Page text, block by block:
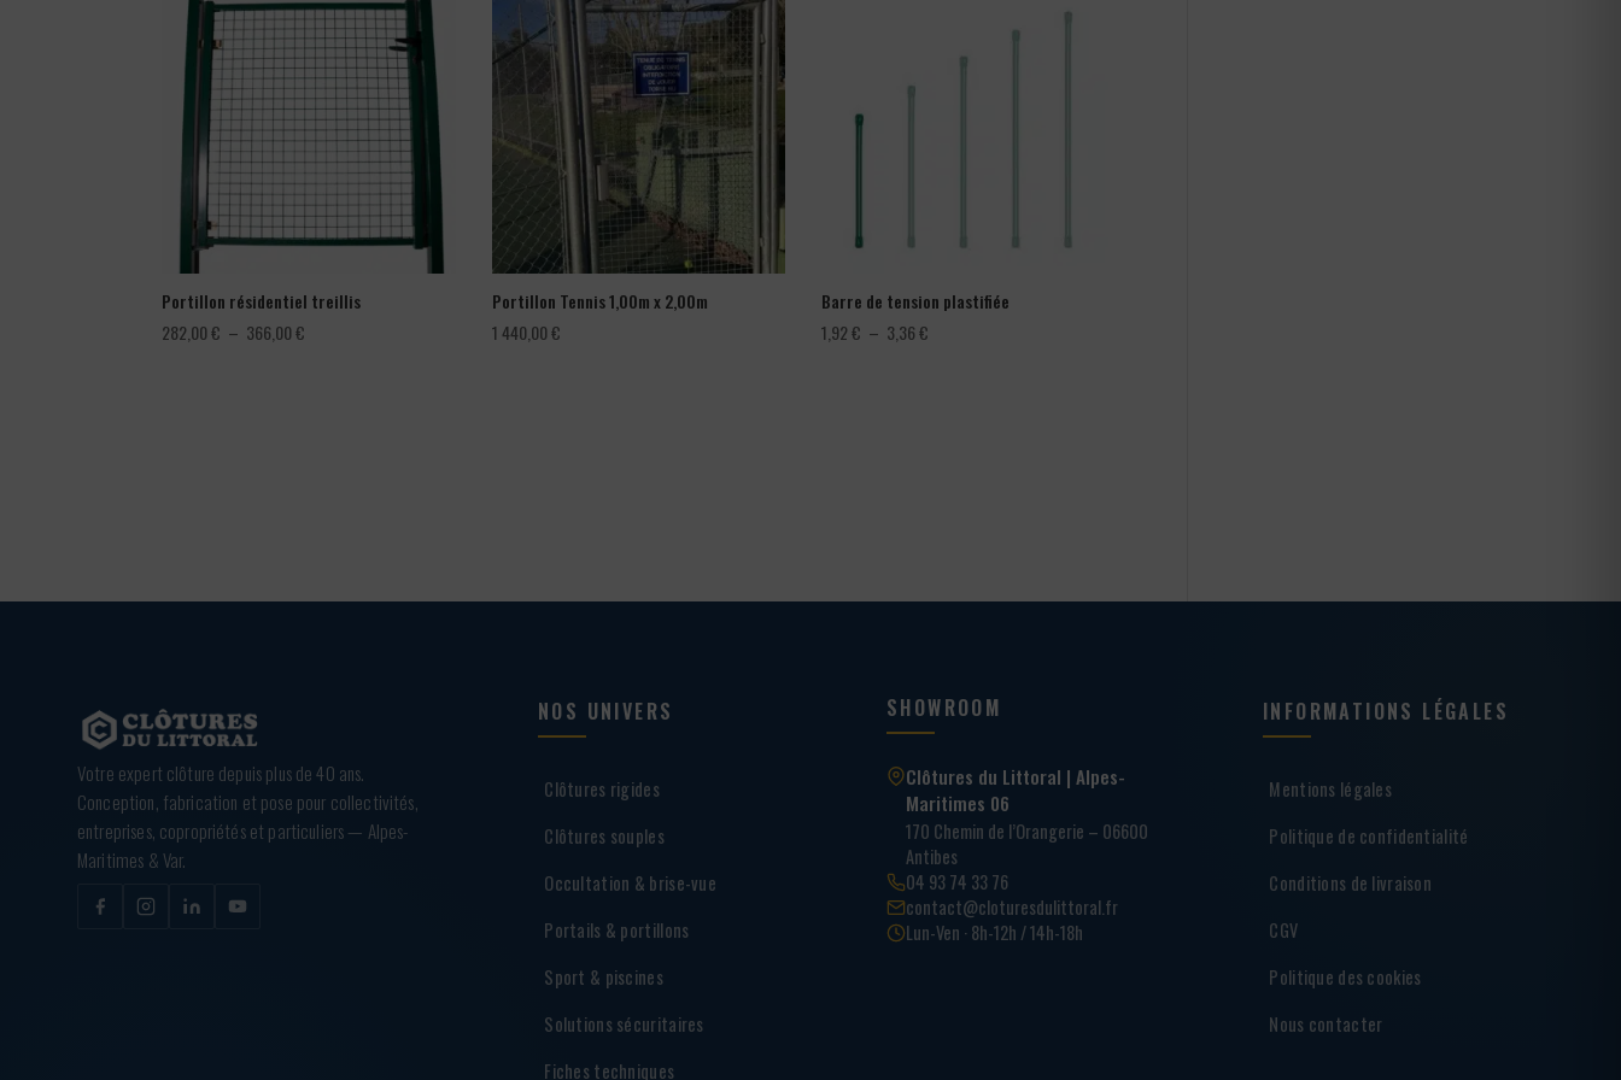
Portillon résidentiel treillis
282,00€ – 366,00€
Portillon Tennis 1,00m x 2,00m
1 440,00€
Barre de tension plastifiée
1,92€ – 3,36€
Votre expert clôture depuis plus de 40 ans.
Conception, fabrication et pose pour collectivités,
entreprises, copropriétés et particuliers — Alpes-
Maritimes & Var.
NOS UNIVERS
Clôtures rigides
Clôtures souples
Occultation & brise-vue
Portails & portillons
Sport & piscines
Solutions sécuritaires
Fiches techniques
SHOWROOM
Clôtures du Littoral | Alpes-
Maritimes 06
170 Chemin de l’Orangerie – 06600
Antibes
04 93 74 33 76
contact@cloturesdulittoral.fr
Lun-Ven · 8h-12h / 14h-18h
INFORMATIONS LÉGALES
Mentions légales
Politique de confidentialité
Conditions de livraison
CGV
Politique des cookies
Nous contacter